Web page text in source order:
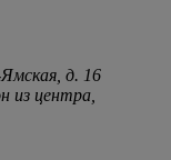
д. 16
из центра,